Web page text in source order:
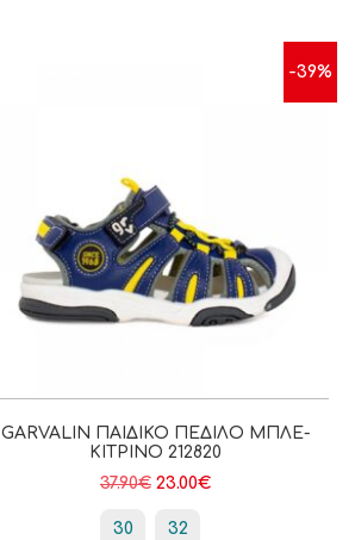
-39%
GARVALIN ΠΑΙΔΙΚΌ ΠΈΔΙΛΟ ΜΠΛΕ-
ΚΊΤΡΙΝΟ 212820
37.90€ 23.00€
30 32